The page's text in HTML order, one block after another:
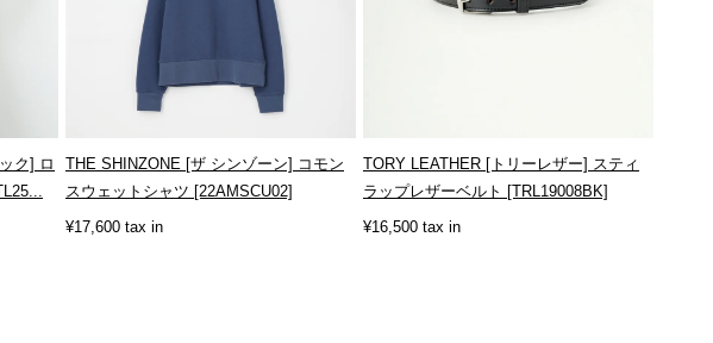
ク] ロ
THE SHINZONE [ザ シンゾーン] コモン
スウェットシャツ [22AMSCU02]
¥17,600 tax in
TORY LEATHER [トリーレザー] スティ
ラップレザーベルト [TRL19008BK]
¥16,500 tax in